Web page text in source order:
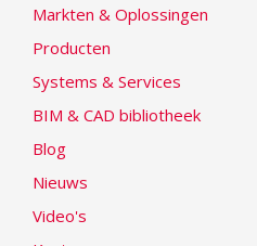
Markten & Oplossingen
Producten
Systems & Services
BIM & CAD bibliotheek
Blog
Nieuws
Video's